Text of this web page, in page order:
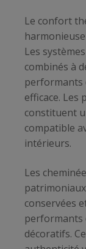
Le confort
Les
combinés à
efficace. Les
constituent
compatible
intérieurs.
Les
conservées
performants
décoratifs.